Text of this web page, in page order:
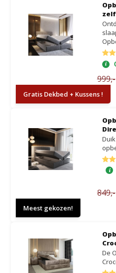
Gratis Dekbed + Kussens !
999,-
Meest gekozen!
849,-
De